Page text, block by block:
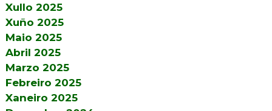
Xullo 2025
Xuño 2025
Maio 2025
Abril 2025
Marzo 2025
Febreiro 2025
Xaneiro 2025